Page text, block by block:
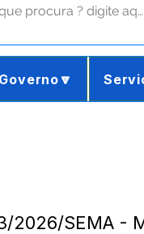
Governo🔽
2026/SEMA -